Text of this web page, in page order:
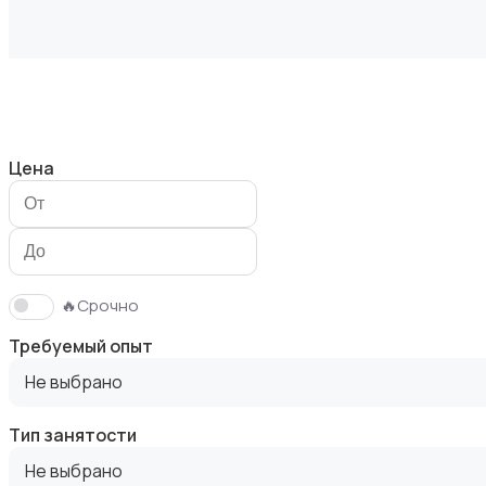
Бытовые услуги и клининг
Цена
🔥Срочно
Требуемый опыт
Не выбрано
Тип занятости
Не выбрано